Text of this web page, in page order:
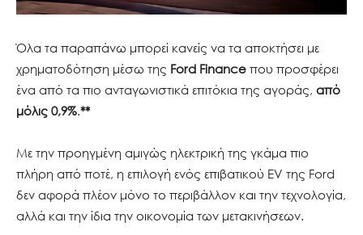
Όλα τα παραπάνω μπορεί κανείς να τα αποκτήσει με
χρηματοδότηση μέσω της Ford Finance που προσφέρει
ένα από τα πιο ανταγωνιστικά επιτόκια της αγοράς, από
μόλις 0,9%.**
Με την προηγμένη αμιγώς ηλεκτρική της γκάμα πιο
πλήρη από ποτέ, η επιλογή ενός επιβατικού EV της Ford
δεν αφορά πλέον μόνο το περιβάλλον και την τεχνολογία,
αλλά και την ίδια την οικονομία των μετακινήσεων.